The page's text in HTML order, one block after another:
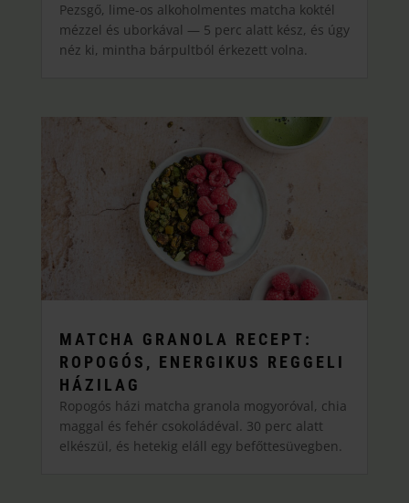
Pezsgő, lime-os alkoholmentes matcha koktél
mézzel és uborkával — 5 perc alatt kész, és úgy
néz ki, mintha bárpultból érkezett volna.
MATCHA GRANOLA RECEPT:
ROPOGÓS, ENERGIKUS REGGELI
HÁZILAG
Ropogós házi matcha granola mogyoróval, chia
maggal és fehér csokoládéval. 30 perc alatt
elkészül, és hetekig eláll egy befőttesüvegben.